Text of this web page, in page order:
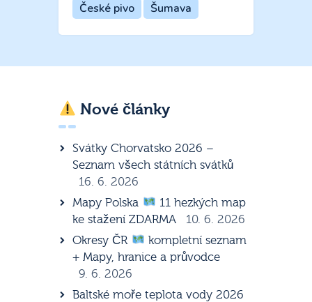
České pivo
Šumava
Nové články
Svátky Chorvatsko 2026 –
Seznam všech státních svátků
16. 6. 2026
Mapy Polska
11 hezkých map
ke stažení ZDARMA
10. 6. 2026
Okresy ČR
kompletní seznam
+ Mapy, hranice a průvodce
9. 6. 2026
Baltské moře teplota vody 2026